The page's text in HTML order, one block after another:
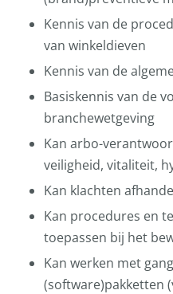
Kennis van de
van winkeldieven
Kennis van de
Basiskennis van de
branchewetgeving
Kan arbo-
veiligheid, vitaliteit,
Kan klachten
Kan procedures en
toepassen bij het
Kan werken met
(software)pakketten